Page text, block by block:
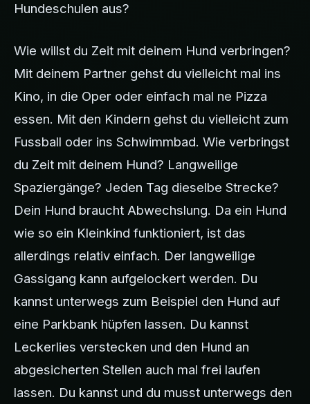
Hundeschulen aus?
Wie willst du Zeit mit deinem Hund verbringen?
Mit deinem Partner gehst du vielleicht mal ins
Kino, in die Oper oder einfach mal ne Pizza
essen. Mit den Kindern gehst du vielleicht zum
Fussball oder ins Schwimmbad. Wie verbringst
du Zeit mit deinem Hund? Langweilige
Spaziergänge? Jeden Tag dieselbe Strecke?
Dein Hund braucht Abwechslung. Da ein Hund
wie so ein Kleinkind funktioniert, ist das
allerdings relativ einfach. Der langweilige
Gassigang kann aufgelockert werden. Du
kannst unterwegs zum Beispiel den Hund auf
eine Parkbank hüpfen lassen. Du kannst
Leckerlies verstecken und den Hund an
abgesicherten Stellen auch mal frei laufen
lassen. Du kannst und du musst unterwegs den